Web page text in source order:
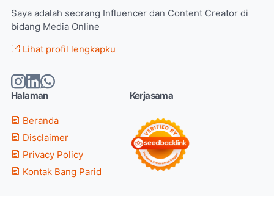
Saya adalah seorang Influencer dan Content Creator di
bidang Media Online
Lihat profil lengkapku
Halaman
Beranda
Disclaimer
Privacy Policy
Kontak Bang Parid
Kerjasama